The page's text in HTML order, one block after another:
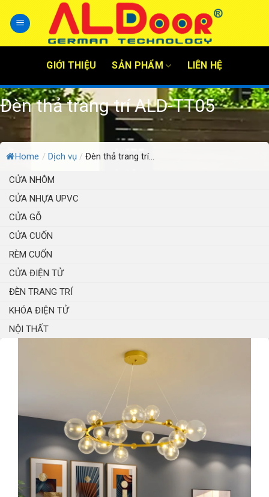
content
GIỚI THIỆU SẢN PHẨM LIÊN HỆ
Đèn thả trang trí ALD-TT05
Home / Dịch vụ / Đèn thả trang trí...
CỬA NHÔM
CỬA NHỰA UPVC
CỬA GỖ
CỬA CUỐN
RÈM CUỐN
CỬA ĐIỆN TỬ
ĐÈN TRANG TRÍ
KHÓA ĐIỆN TỬ
NỘI THẤT